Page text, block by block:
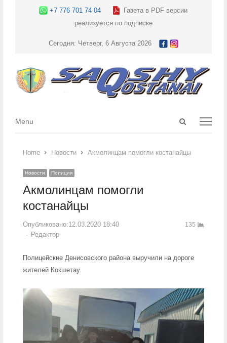
+7 776 701 74 04
Газета в PDF версии
реализуется по подписке
Сегодня: Четверг, 6 Августа 2026
Open
Menu
Menu
Home Новости Акмолинцам помогли костанайцы
Новости Полиция
Акмолинцам помогли
костанайцы
Опубликовано:12.03.2020 18:40
Author
Редактор
135
Полицейские Денисовского района выручили на дороге
жителей Кокшетау.